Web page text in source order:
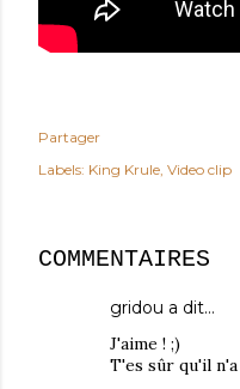
Partager
Labels: King Krule Video clip
COMMENTAIRES
gridou a dit…
J'aime ! ;)
T'es sûr qu'il n'a